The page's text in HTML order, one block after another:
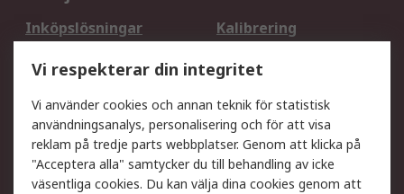
Inköpslösningar
Kalibrering
DesignSpark
Teknisk Support
Ditt lokala säljteam
Exportlösningar
Support
Få hjälp
Retur av varor
Vi respekterar din integritet
Vi använder cookies och annan teknik för statistisk
användningsanalys, personalisering och för att visa
reklam på tredje parts webbplatser. Genom att klicka på
"Acceptera alla" samtycker du till behandling av icke
väsentliga cookies. Du kan välja dina cookies genom att